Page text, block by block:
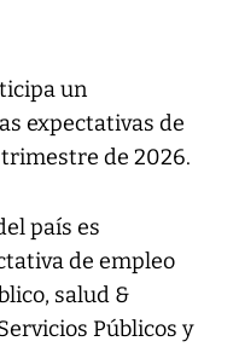
un
expectativas de
de 2026.
país es
de empleo
salud &
Públicos y